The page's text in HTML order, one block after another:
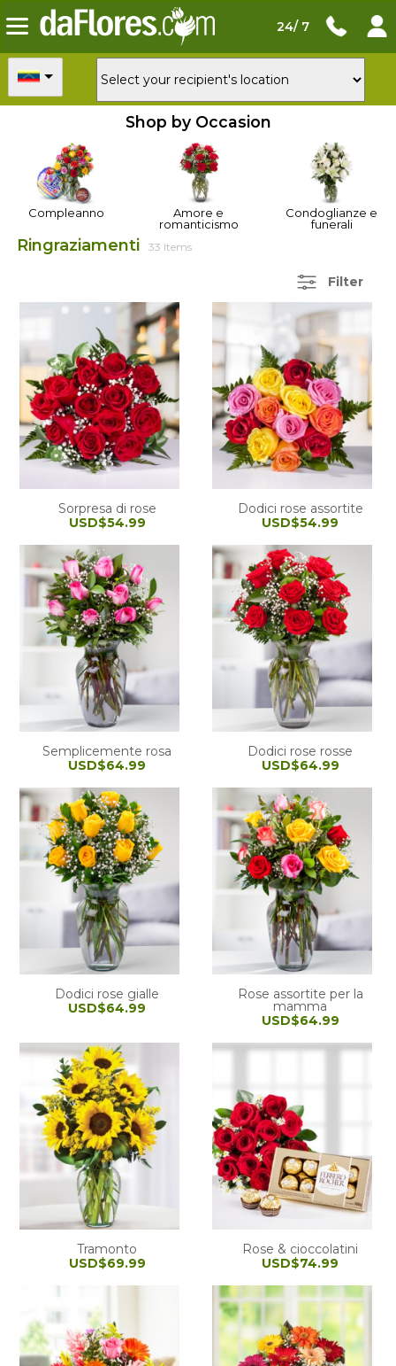
24/ 7
Shop by Occasion
Compleanno
Amore e
romanticismo
Condoglianze e
funerali
Ringraziamenti 33 Items
Filter
Sorpresa di rose
USD$54.99
Dodici rose assortite
USD$54.99
Semplicemente rosa
USD$64.99
Dodici rose rosse
USD$64.99
Dodici rose gialle
USD$64.99
Rose assortite per la
mamma
USD$64.99
Tramonto
USD$69.99
Rose & cioccolatini
USD$74.99